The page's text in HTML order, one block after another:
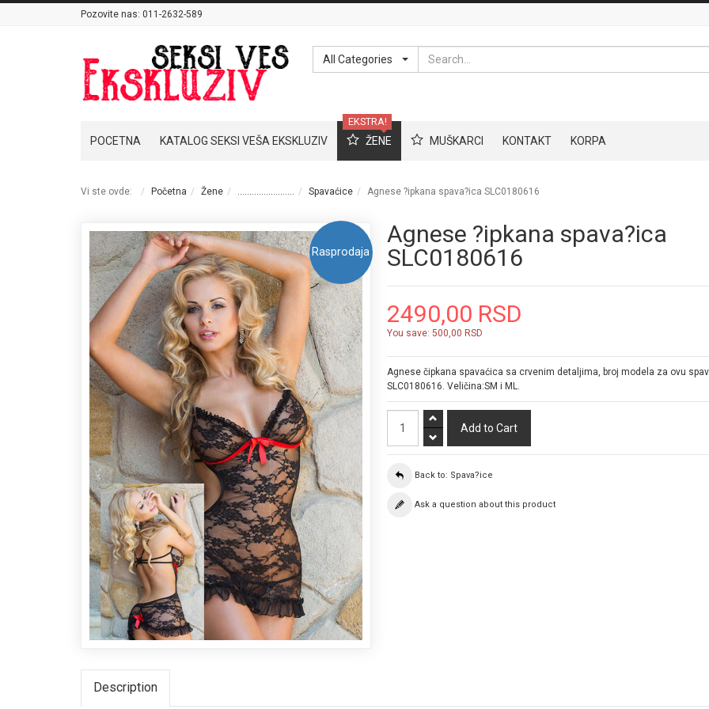
Pozovite nas: 011-2632-589
All Categories
Search
POCETNA KATALOG SEKSI VEŠA EKSKLUZIV ŽENE
EKSTRA!
MUŠKARCI KONTAKT KORPA
Vi ste ovde: Početna Žene ........................ Spavaćice Agnese ?ipkana spava?ica SLC0180616
Rasprodaja
Agnese ?ipkana spava?ica
SLC0180616
2490,00 RSD
You save: 500,00 RSD
Agnese čipkana spavaćica sa crvenim detaljima, broj modela za ovu
SLC0180616. Veličina:SM i ML.
Back to: Spava?ice
Ask a question about this product
Description